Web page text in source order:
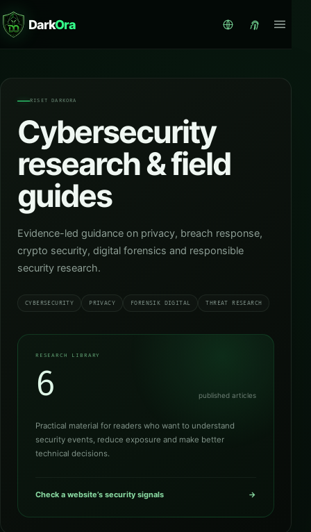
DarkOra
RISET DARKORA
Cybersecurity
research & field
guides
Evidence-led guidance on privacy, breach response,
crypto security, digital forensics and responsible
security research.
CYBERSECURITY PRIVACY FORENSIK DIGITAL THREAT RESEARCH
RESEARCH LIBRARY
6 published articles
Practical material for readers who want to understand
security events, reduce exposure and make better
technical decisions.
Check a website’s security signals →